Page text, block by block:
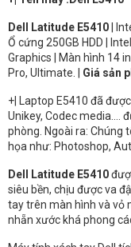
Dell Latitude E5410|
Ổ cứng 250GB HDD |
Graphics | Màn hình 14
Pro, Ultimate. | Giá sản
+| Laptop E5410 đã
Unikey, Codec media….
phòng. Ngoài ra: Chúng
họa như: Photoshop,
Dell Latitude E5410
siêu bền, chịu được va
tay trên màn hình và vỏ
nhẵn xước khá phong